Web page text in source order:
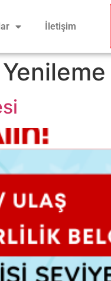
İletişim